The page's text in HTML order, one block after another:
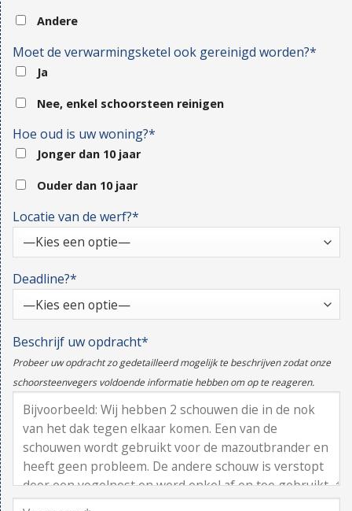
Andere
Moet de verwarmingsketel ook gereinigd worden?*
Ja
Nee, enkel schoorsteen reinigen
Hoe oud is uw woning?*
Jonger dan 10 jaar
Ouder dan 10 jaar
Locatie van de werf?*
Deadline?*
Beschrijf uw opdracht*
Probeer uw opdracht zo gedetailleerd mogelijk te beschrijven zodat onze
schoorsteenvegers voldoende informatie hebben om op te reageren.